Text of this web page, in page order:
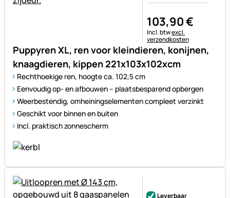
Puppyren XL, ren voor kleindieren, konijnen,
knaagdieren, kippen 221x103x102xcm
Rechthoekige ren, hoogte ca. 102,5 cm
Eenvoudig op- en afbouwen – plaatsbesparend opbergen
Weerbestendig, omheiningselementen compleet verzinkt
Geschikt voor binnen en buiten
Incl. praktisch zonnescherm
103,90€
Belastinginformatie:
Incl. btwexcl.
verzendkosten
Leverbaar